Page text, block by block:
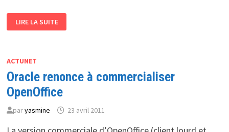
MOBILES
CHROME
MAI
LIRE LA SUITE
ACTUNET
Oracle renonce à commercialiser
OpenOffice
paryasmine 23 avril 2011